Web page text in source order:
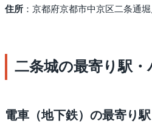
住所 ：京都府京都市中京区二条通
二条城の最寄り駅・
電車（地下鉄）の最寄り駅